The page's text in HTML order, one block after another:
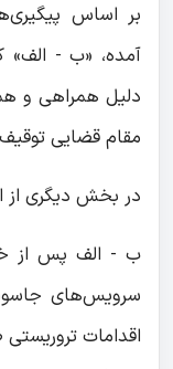
بر اساس
آمده، «ب - الف»
دلیل همراهی و
مقام قضایی
در بخش دیگری از
ب - الف پس از
سرویس‌های
اقدامات